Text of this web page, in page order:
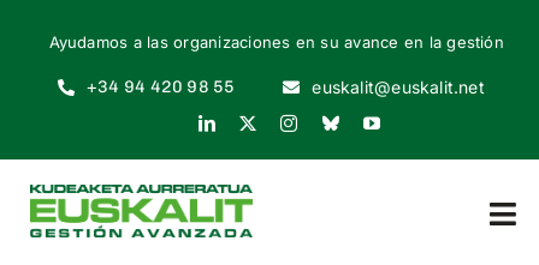
content
Ayudamos a las organizaciones en su avance en la gestión
+34 94 420 98 55 euskalit@euskalit.net